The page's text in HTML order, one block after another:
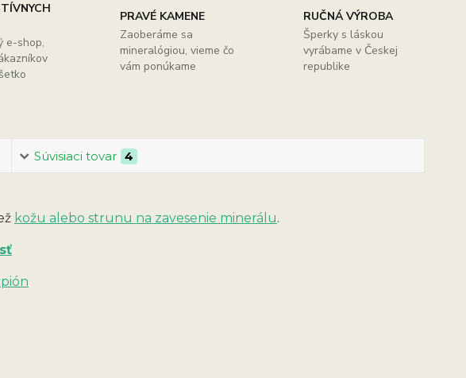
e-shop,
PRAVÉ KAMENE
Zaoberáme sa
mineralógiou, vieme čo
vám ponúkame
RUČNÁ VÝROBA
Šperky s láskou
vyrábame v Českej
republike
Súvisiaci tovar 4
kožu alebo strunu na zavesenie minerálu.